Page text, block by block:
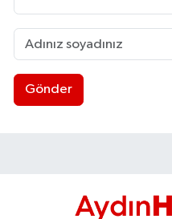
Gönder